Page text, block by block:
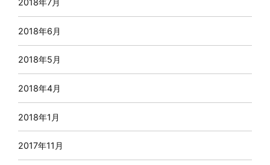
2018年7月
2018年6月
2018年5月
2018年4月
2018年1月
2017年11月